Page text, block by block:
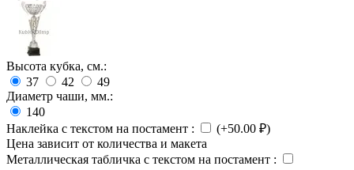
Высота кубка, см.:
37
42
49
Диаметр чаши, мм.:
140
Наклейка с текстом на постамент : (+50.00 ₽)
Цена зависит от количества и макета
Металлическая табличка с текстом на постамент :